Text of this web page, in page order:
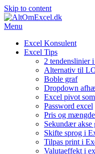
Skip to content
Menu
Excel Konsulent
Excel Tips
2 tendenslinier
Alternativ til
Boble graf
Dropdown
Excel pivot
Password excel
Pris og
Sekundær akse
Skifte sprog i
Tilpas print i
Valutaeffekt i